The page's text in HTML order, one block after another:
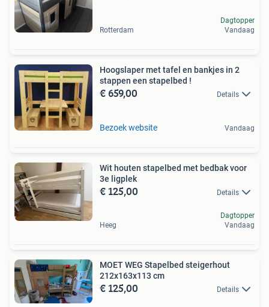
Rotterdam
Dagtopper
Vandaag
Hoogslaper met tafel en bankjes in 2
stappen een stapelbed !
€ 659,00 Details
Bezoek website Vandaag
Wit houten stapelbed met bedbak voor
3e ligplek
€ 125,00 Details
Heeg
Dagtopper
Vandaag
MOET WEG Stapelbed steigerhout
212x163x113 cm
€ 125,00 Details